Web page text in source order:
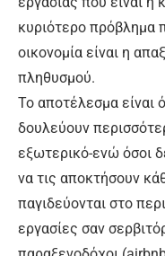
κυριότερο πρόβλημα
οικονομία είναι η
πληθυσμού.
Το αποτέλεσμα είναι
δουλεύουν
εξωτερικό-ενώ όσοι
να τις αποκτήσουν
παγιδεύονται στο
εργασίες σαν